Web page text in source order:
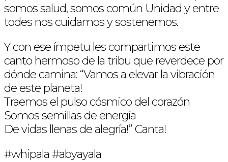
somos salud, somos común Unidad y entre
todes nos cuidamos y sostenemos.
Y con ese ímpetu les compartimos este
canto hermoso de la tribu que reverdece por
dónde camina: “Vamos a elevar la vibración
de este planeta!
Traemos el pulso cósmico del corazón
Somos semillas de energía
De vidas llenas de alegría!” Canta!
#whipala #abyayala